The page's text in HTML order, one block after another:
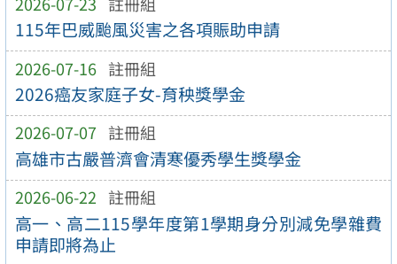
115年巴威颱風災害之各項賑助申請
2026-07-16 註冊組
2026癌友家庭子女-育秧獎學金
2026-07-07 註冊組
高雄市古嚴普濟會清寒優秀學生獎學金
2026-06-22 註冊組
高一、高二115學年度第1學期身分別減免學雜費
申請即將為止